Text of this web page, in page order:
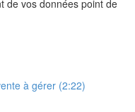
de vos données point de
à gérer (2:22)